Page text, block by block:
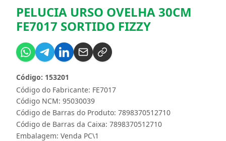
PELUCIA URSO OVELHA 30CM
FE7017 SORTIDO FIZZY
Código do Fabricante: FE7017
Código: 153201
Código NCM: 95030039
Código de Barras do Produto: 7898370512710
Código de Barras da Caixa: 7898370512710
Embalagem: Venda PC\1